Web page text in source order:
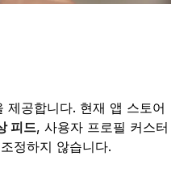
제공합니다. 현재 앱 스토어
피드, 사용자 프로필 커스터
정하지 않습니다.